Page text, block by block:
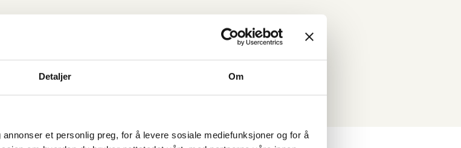
Detaljer Om
et personlig preg, for å levere sosiale mediefunksjoner og for å
oppdatert!